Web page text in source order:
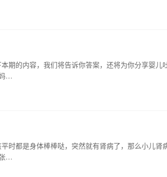
期的内容，我们将告诉你答案，还将为你分享婴儿
…
时都是身体棒棒哒，突然就有肾病了，那么小儿肾
…